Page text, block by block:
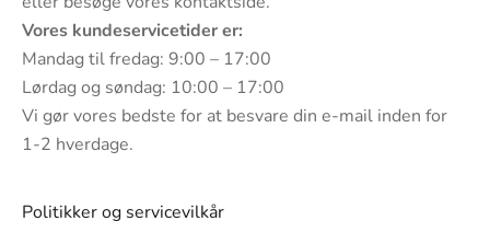
Vores kundeservicetider er:
Mandag til fredag: 9:00 – 17:00
Lørdag og søndag: 10:00 – 17:00
Vi gør vores bedste for at besvare din e-mail inden for
1-2 hverdage.
Politikker og servicevilkår